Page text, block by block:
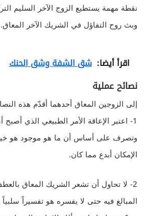
نقطة مهمة يستطيع الزوج الآخر السليم
وبث روح التفاؤل في الشريك الآخر المعاق.
اقرأ أيضا: شق الشفة وشق الحنك
نصائح عملية
إلى الزوجين المعاق أحدهما أقدّم هذه
1- اعتبر الإعاقة الأمر الطبيعي الذي
وتصرف على أساس أن ما هو موجود هو
الإمكان أبدع مما كان.
2- لا تحاول أن تشعر الشريك المعاق
المبالغ فيه حتى لا يفسره هو تفسيراً